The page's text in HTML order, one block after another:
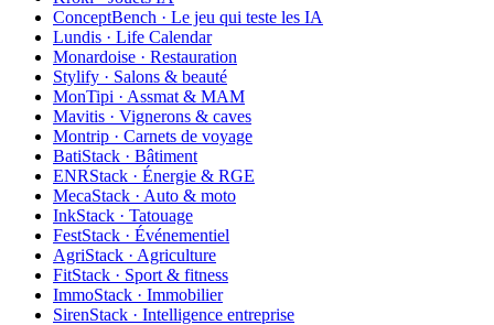
ConceptBench · Le jeu qui teste les IA
Lundis · Life Calendar
Monardoise · Restauration
Stylify · Salons & beauté
MonTipi · Assmat & MAM
Mavitis · Vignerons & caves
Montrip · Carnets de voyage
BatiStack · Bâtiment
ENRStack · Énergie & RGE
MecaStack · Auto & moto
InkStack · Tatouage
FestStack · Événementiel
AgriStack · Agriculture
FitStack · Sport & fitness
ImmoStack · Immobilier
SirenStack · Intelligence entreprise